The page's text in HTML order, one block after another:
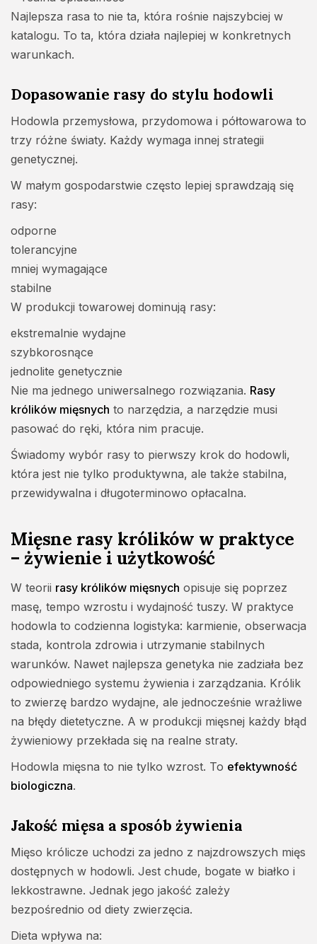
Najlepsza rasa to nie ta, która rośnie najszybciej w
katalogu. To ta, która działa najlepiej w konkretnych
warunkach.
Dopasowanie rasy do stylu hodowli
Hodowla przemysłowa, przydomowa i półtowarowa to
trzy różne światy. Każdy wymaga innej strategii
genetycznej.
W małym gospodarstwie często lepiej sprawdzają się
rasy:
odporne
tolerancyjne
mniej wymagające
stabilne
W produkcji towarowej dominują rasy:
ekstremalnie wydajne
szybkorosnące
jednolite genetycznie
Nie ma jednego uniwersalnego rozwiązania. Rasy
królików mięsnych to narzędzia, a narzędzie musi
pasować do ręki, która nim pracuje.
Świadomy wybór rasy to pierwszy krok do hodowli,
która jest nie tylko produktywna, ale także stabilna,
przewidywalna i długoterminowo opłacalna.
Mięsne rasy królików w praktyce
– żywienie i użytkowość
W teorii rasy królików mięsnych opisuje się poprzez
masę, tempo wzrostu i wydajność tuszy. W praktyce
hodowla to codzienna logistyka: karmienie, obserwacja
stada, kontrola zdrowia i utrzymanie stabilnych
warunków. Nawet najlepsza genetyka nie zadziała bez
odpowiedniego systemu żywienia i zarządzania. Królik
to zwierzę bardzo wydajne, ale jednocześnie wrażliwe
na błędy dietetyczne. A w produkcji mięsnej każdy błąd
żywieniowy przekłada się na realne straty.
Hodowla mięsna to nie tylko wzrost. To efektywność
biologiczna.
Jakość mięsa a sposób żywienia
Mięso królicze uchodzi za jedno z najzdrowszych mięs
dostępnych w hodowli. Jest chude, bogate w białko i
lekkostrawne. Jednak jego jakość zależy
bezpośrednio od diety zwierzęcia.
Dieta wpływa na: